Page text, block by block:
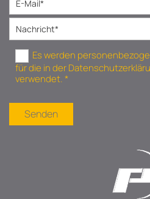
Es werden
für die in der
verwendet. *